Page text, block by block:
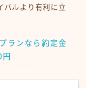
バルより有利に立
ランなら約定金